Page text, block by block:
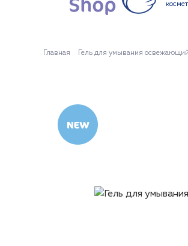
Главная Гель для умывания